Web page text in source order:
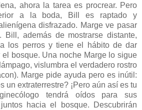
ahora la tarea es procrear. Pero
a la boda, Bill es raptado y
disfrazado. Marge ve pasar
Bill, además de mostrarse distante,
los perros y tiene el hábito de dar
el bosque. Una noche Marge lo sigue
vislumbra el verdadero rostro
Marge pide ayuda pero es inútil:
un extraterrestre? ¡Pero aún así es tu
tendrá oídos para sus
hacia el bosque. Descubrirán